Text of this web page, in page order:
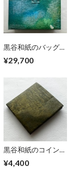
黒谷和紙のバッグ
¥29,700
黒谷和紙のコインケ
¥4,400